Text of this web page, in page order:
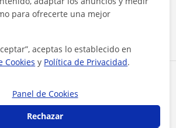
Contactar ahora
para ofrecerte una mejor
aceptas lo establecido en
Cookies y Política de Privacidad.
Panel de Cookies
Rechazar